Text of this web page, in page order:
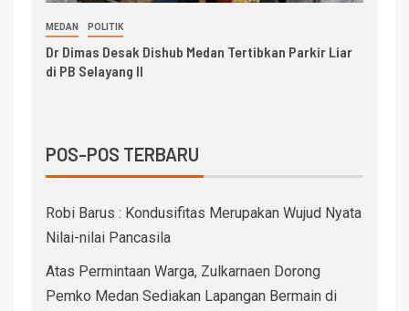
MEDAN POLITIK
Dr Dimas Desak Dishub Medan Tertibkan Parkir Liar
di PB Selayang II
POS-POS TERBARU
Robi Barus : Kondusifitas Merupakan Wujud Nyata
Nilai-nilai Pancasila
Atas Permintaan Warga, Zulkarnaen Dorong
Pemko Medan Sediakan Lapangan Bermain di